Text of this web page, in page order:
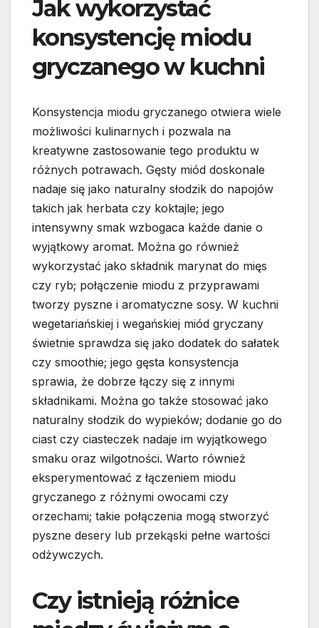
Jak wykorzystać
konsystencję miodu
gryczanego w kuchni
Konsystencja miodu gryczanego otwiera wiele
możliwości kulinarnych i pozwala na
kreatywne zastosowanie tego produktu w
różnych potrawach. Gęsty miód doskonale
nadaje się jako naturalny słodzik do napojów
takich jak herbata czy koktajle; jego
intensywny smak wzbogaca każde danie o
wyjątkowy aromat. Można go również
wykorzystać jako składnik marynat do mięs
czy ryb; połączenie miodu z przyprawami
tworzy pyszne i aromatyczne sosy. W kuchni
wegetariańskiej i wegańskiej miód gryczany
świetnie sprawdza się jako dodatek do sałatek
czy smoothie; jego gęsta konsystencja
sprawia, że dobrze łączy się z innymi
składnikami. Można go także stosować jako
naturalny słodzik do wypieków; dodanie go do
ciast czy ciasteczek nadaje im wyjątkowego
smaku oraz wilgotności. Warto również
eksperymentować z łączeniem miodu
gryczanego z różnymi owocami czy
orzechami; takie połączenia mogą stworzyć
pyszne desery lub przekąski pełne wartości
odżywczych.
Czy istnieją różnice